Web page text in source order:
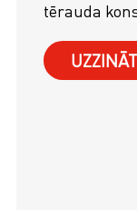
tērauda